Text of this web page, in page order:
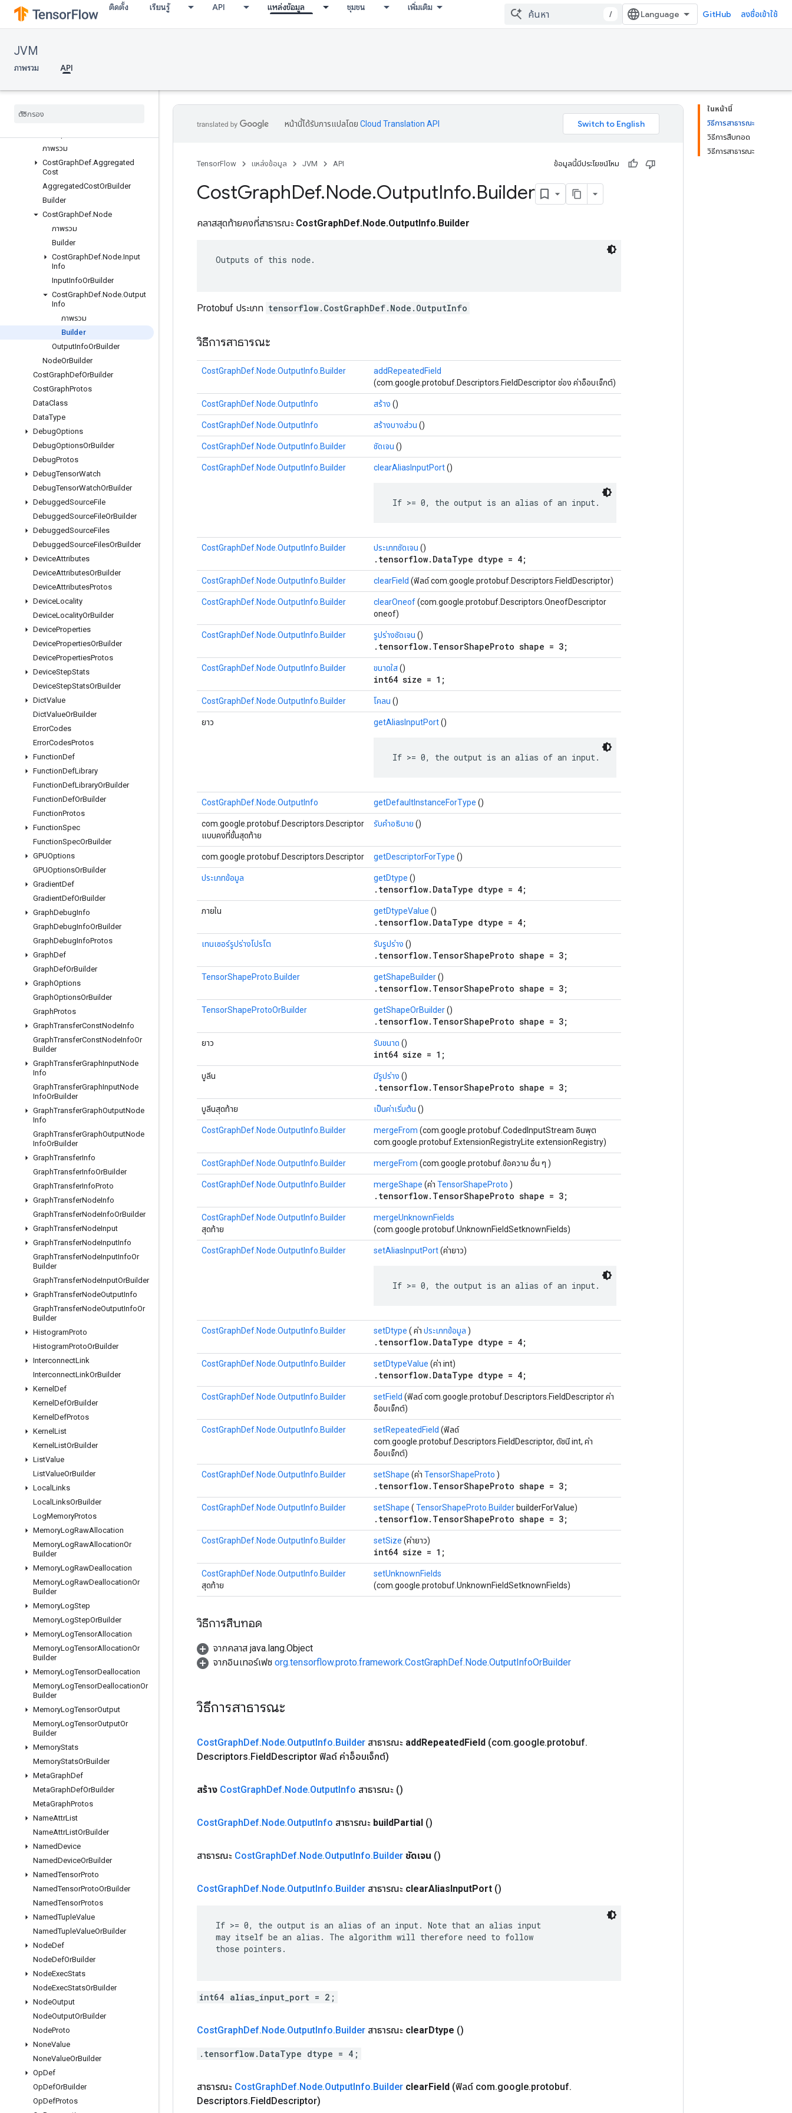
ติดตั้ง เรียนรู้ API แหล่งข้อมูล ชุมชน เพิ่มเติม
/ GitHub ลงชื่อเข้าใช้
JVM
ภาพรวม API
CollectionDefOrBuilder
CondContextDef
Config
Proto
ControlFlowContextDef
ภาพรวม
CostGraphDef.Aggregated
Cost
AggregatedCostOrBuilder
Builder
CostGraphDef.Node
ภาพรวม
Builder
CostGraphDef.Node.Input
Info
InputInfoOrBuilder
CostGraphDef.Node.Output
Info
ภาพรวม
Builder
OutputInfoOrBuilder
NodeOrBuilder
CostGraphDefOrBuilder
CostGraphProtos
DataClass
DataType
DebugOptions
DebugOptionsOrBuilder
DebugProtos
DebugTensorWatch
DebugTensorWatchOrBuilder
DebuggedSourceFile
DebuggedSourceFileOrBuilder
DebuggedSourceFiles
DebuggedSourceFilesOrBuilder
DeviceAttributes
DeviceAttributesOrBuilder
DeviceAttributesProtos
DeviceLocality
DeviceLocalityOrBuilder
DeviceProperties
DevicePropertiesOrBuilder
DevicePropertiesProtos
DeviceStepStats
DeviceStepStatsOrBuilder
DictValue
DictValueOrBuilder
ErrorCodes
ErrorCodesProtos
FunctionDef
FunctionDefLibrary
FunctionDefLibraryOrBuilder
FunctionDefOrBuilder
FunctionProtos
FunctionSpec
FunctionSpecOrBuilder
GPUOptions
GPUOptionsOrBuilder
GradientDef
GradientDefOrBuilder
GraphDebugInfo
GraphDebugInfoOrBuilder
GraphDebugInfoProtos
GraphDef
GraphDefOrBuilder
GraphOptions
GraphOptionsOrBuilder
GraphProtos
GraphTransferConstNodeInfo
GraphTransferConstNodeInfoOr
Builder
GraphTransferGraphInputNode
Info
GraphTransferGraphInputNode
InfoOrBuilder
GraphTransferGraphOutputNode
Info
GraphTransferGraphOutputNode
InfoOrBuilder
GraphTransferInfo
GraphTransferInfoOrBuilder
GraphTransferInfoProto
GraphTransferNodeInfo
GraphTransferNodeInfoOrBuilder
GraphTransferNodeInput
GraphTransferNodeInputInfo
GraphTransferNodeInputInfoOr
Builder
GraphTransferNodeInputOrBuilder
GraphTransferNodeOutputInfo
GraphTransferNodeOutputInfoOr
Builder
HistogramProto
HistogramProtoOrBuilder
InterconnectLink
InterconnectLinkOrBuilder
Kernel Def
Kernel DefOrBuilder
Kernel DefProtos
Kernel List
Kernel ListOrBuilder
ListValue
ListValueOrBuilder
Local Links
Local LinksOrBuilder
LogMemoryProtos
MemoryLogRawAllocation
MemoryLogRawAllocationOr
Builder
MemoryLogRawDeallocation
MemoryLogRawDeallocationOr
Builder
MemoryLogStep
MemoryLogStepOrBuilder
MemoryLogTensorAllocation
MemoryLogTensorAllocationOr
Builder
MemoryLogTensorDeallocation
MemoryLogTensorDeallocationOr
Builder
MemoryLogTensorOutput
MemoryLogTensorOutputOr
Builder
MemoryStats
MemoryStatsOrBuilder
MetaGraphDef
MetaGraphDefOrBuilder
MetaGraphProtos
NameAttrList
NameAttrListOrBuilder
NamedDevice
NamedDeviceOrBuilder
NamedTensorProto
NamedTensorProtoOrBuilder
NamedTensorProtos
NamedTupleValue
NamedTupleValueOrBuilder
NodeDef
NodeDefOrBuilder
NodeExecStats
NodeExecStatsOrBuilder
NodeOutput
NodeOutputOrBuilder
NodeProto
NoneValue
NoneValueOrBuilder
OpDef
OpDefOrBuilder
OpDefProtos
ในหน้านี้
วิธีการสาธารณะ
วิธีการสืบทอด
วิธีการสาธารณะ
หน้านี้ได้รับการแปลโดย Cloud Translation API
TensorFlow แหล่งข้อมูล JVM API ข้อมูลนี้มีประโยชน์ไหม
CostGraphDef.Node.OutputInfo.Builder
คลาสสุดท้ายคงที่สาธารณะ CostGraphDef.Node.OutputInfo.Builder
Outputs of this node.
Protobuf ประเภท tensorflow.CostGraphDef.Node.OutputInfo
วิธีการสาธารณะ
CostGraphDef.Node.OutputInfo.Builder
addRepeatedField
(com.google.protobuf.Descriptors.FieldDescriptor ช่อง ค่าอ็อบเจ็กต์)
CostGraphDef.Node.OutputInfo สร้าง ()
CostGraphDef.Node.OutputInfo สร้างบางส่วน ()
CostGraphDef.Node.OutputInfo.Builder ชัดเจน ()
CostGraphDef.Node.OutputInfo.Builder clearAliasInputPort()
If >= 0, the output is an alias of an input.
CostGraphDef.Node.OutputInfo.Builder ประเภทชัดเจน ()
.tensorflow.DataType dtype = 4;
CostGraphDef.Node.OutputInfo.Builder clearField (ฟิลด์ com.google.protobuf.Descriptors.FieldDescriptor)
CostGraphDef.Node.OutputInfo.Builder clearOneof(com.google.protobuf.Descriptors.OneofDescriptor
oneof)
CostGraphDef.Node.OutputInfo.Builder รูปร่างชัดเจน ()
.tensorflow.TensorShapeProto shape = 3;
CostGraphDef.Node.OutputInfo.Builder ขนาดใส()
int64 size = 1;
CostGraphDef.Node.OutputInfo.Builder โคลน ()
ยาว getAliasInputPort()
If >= 0, the output is an alias of an input.
CostGraphDef.Node.OutputInfo getDefaultInstanceForType ()
com.google.protobuf.Descriptors.Descriptor
แบบคงที่ขั้นสุดท้าย
รับคำอธิบาย ()
com.google.protobuf.Descriptors.Descriptor getDescriptorForType ()
ประเภทข้อมูล getDtype ()
.tensorflow.DataType dtype = 4;
ภายใน getDtypeValue ()
.tensorflow.DataType dtype = 4;
เทนเซอร์รูปร่างโปรโต รับรูปร่าง ()
.tensorflow.TensorShapeProto shape = 3;
TensorShapeProto.Builder getShapeBuilder()
.tensorflow.TensorShapeProto shape = 3;
TensorShapeProtoOrBuilder getShapeOrBuilder()
.tensorflow.TensorShapeProto shape = 3;
ยาว รับขนาด ()
int64 size = 1;
บูลีน มีรูปร่าง ()
.tensorflow.TensorShapeProto shape = 3;
บูลีนสุดท้าย เป็นค่าเริ่มต้น ()
CostGraphDef.Node.OutputInfo.Builder mergeFrom (com.google.protobuf.CodedInputStream อินพุต
com.google.protobuf.ExtensionRegistryLite extensionRegistry)
CostGraphDef.Node.OutputInfo.Builder mergeFrom (com.google.protobuf.ข้อความ อื่น ๆ )
CostGraphDef.Node.OutputInfo.Builder mergeShape (ค่า TensorShapeProto )
.tensorflow.TensorShapeProto shape = 3;
CostGraphDef.Node.OutputInfo.Builder
สุดท้าย
mergeUnknownFields
(com.google.protobuf.UnknownFieldSetknownFields)
CostGraphDef.Node.OutputInfo.Builder setAliasInputPort(ค่ายาว)
If >= 0, the output is an alias of an input.
CostGraphDef.Node.OutputInfo.Builder setDtype ( ค่า ประเภทข้อมูล )
.tensorflow.DataType dtype = 4;
CostGraphDef.Node.OutputInfo.Builder setDtypeValue (ค่า int)
.tensorflow.DataType dtype = 4;
CostGraphDef.Node.OutputInfo.Builder setField (ฟิลด์ com.google.protobuf.Descriptors.FieldDescriptor ค่า
อ็อบเจ็กต์)
CostGraphDef.Node.OutputInfo.Builder setRepeatedField (ฟิลด์
com.google.protobuf.Descriptors.FieldDescriptor, ดัชนี int, ค่า
อ็อบเจ็กต์)
CostGraphDef.Node.OutputInfo.Builder setShape (ค่า TensorShapeProto )
.tensorflow.TensorShapeProto shape = 3;
CostGraphDef.Node.OutputInfo.Builder setShape ( TensorShapeProto.Builder builderForValue)
.tensorflow.TensorShapeProto shape = 3;
CostGraphDef.Node.OutputInfo.Builder setSize (ค่ายาว)
int64 size = 1;
CostGraphDef.Node.OutputInfo.Builder
สุดท้าย
setUnknownFields
(com.google.protobuf.UnknownFieldSetknownFields)
วิธีการสืบทอด
จากคลาส java.lang.Object
จากอินเทอร์เฟซ org.tensorflow.proto.framework.CostGraphDef.Node.OutputInfoOrBuilder
วิธีการสาธารณะ
CostGraphDef.Node.OutputInfo.Builder สาธารณะ addRepeatedField (com.google.protobuf.
Descriptors.FieldDescriptor ฟิลด์ ค่าอ็อบเจ็กต์)
สร้าง CostGraphDef.Node.OutputInfo สาธารณะ ()
CostGraphDef.Node.OutputInfo สาธารณะ buildPartial ()
สาธารณะ CostGraphDef.Node.OutputInfo.Builder ชัดเจน ()
CostGraphDef.Node.OutputInfo.Builder สาธารณะ clearAliasInputPort ()
If >= 0, the output is an alias of an input. Note that an alias input
may itself be an alias. The algorithm will therefore need to follow
those pointers.
int64 alias_input_port = 2;
CostGraphDef.Node.OutputInfo.Builder สาธารณะ clearDtype ()
.tensorflow.DataType dtype = 4;
สาธารณะ CostGraphDef.Node.OutputInfo.Builder clearField (ฟิลด์ com.google.protobuf.
Descriptors.FieldDescriptor)